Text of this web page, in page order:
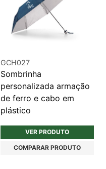
GCH027
Sombrinha
personalizada armação
de ferro e cabo em
plástico
VER PRODUTO
COMPARAR PRODUTO